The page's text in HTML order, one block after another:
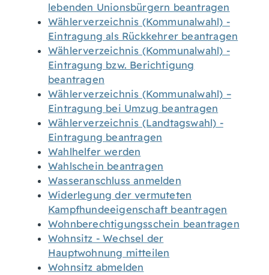
lebenden Unionsbürgern beantragen
Wählerverzeichnis (Kommunalwahl) -
Eintragung als Rückkehrer beantragen
Wählerverzeichnis (Kommunalwahl) -
Eintragung bzw. Berichtigung
beantragen
Wählerverzeichnis (Kommunalwahl) –
Eintragung bei Umzug beantragen
Wählerverzeichnis (Landtagswahl) -
Eintragung beantragen
Wahlhelfer werden
Wahlschein beantragen
Wasseranschluss anmelden
Widerlegung der vermuteten
Kampfhundeeigenschaft beantragen
Wohnberechtigungsschein beantragen
Wohnsitz - Wechsel der
Hauptwohnung mitteilen
Wohnsitz abmelden